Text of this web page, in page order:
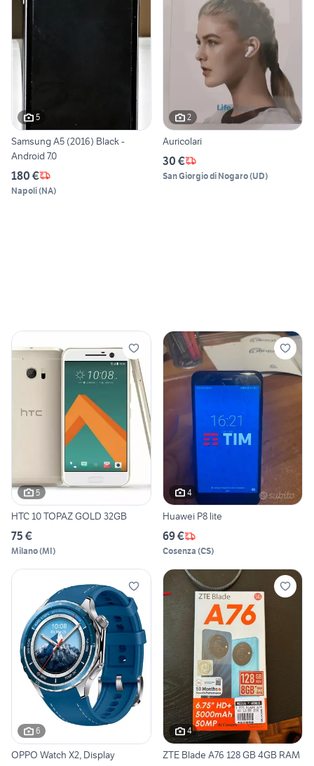
5
Samsung A5 (2016) Black -
Android 7.0
180 €
Napoli(NA)
2
Auricolari
30 €
San Giorgio di Nogaro(UD)
5
HTC 10 TOPAZ GOLD 32GB
75 €
Milano(MI)
4
Huawei P8 lite
69 €
Cosenza (CS)
6
OPPO Watch X2, Display
4
ZTE Blade A76 128 GB 4GB RAM